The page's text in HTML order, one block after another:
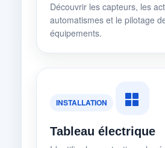
Découvrir les capteurs, les
automatismes et le pilotage
équipements.
INSTALLATION
Tableau électrique